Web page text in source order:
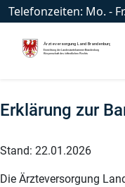
Telefonzeiten: Mo. -
Erklärung zur
Stand: 22.01.2026
Die Ärzteversorgung